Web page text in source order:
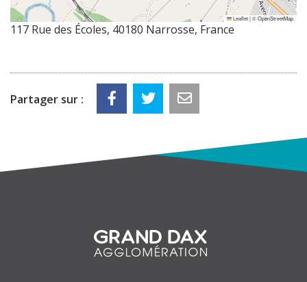
Leaflet|©OpenStreetMap
117 Rue des Écoles, 40180 Narrosse, France
Partager sur :